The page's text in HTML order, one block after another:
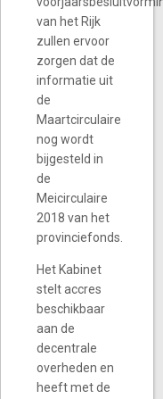
van het Rijk
zullen ervoor
zorgen dat de
informatie uit
de
Maartcirculaire
nog wordt
bijgesteld in
de
Meicirculaire
2018 van het
provinciefonds.
Het Kabinet
stelt accres
beschikbaar
aan de
decentrale
overheden en
heeft met de